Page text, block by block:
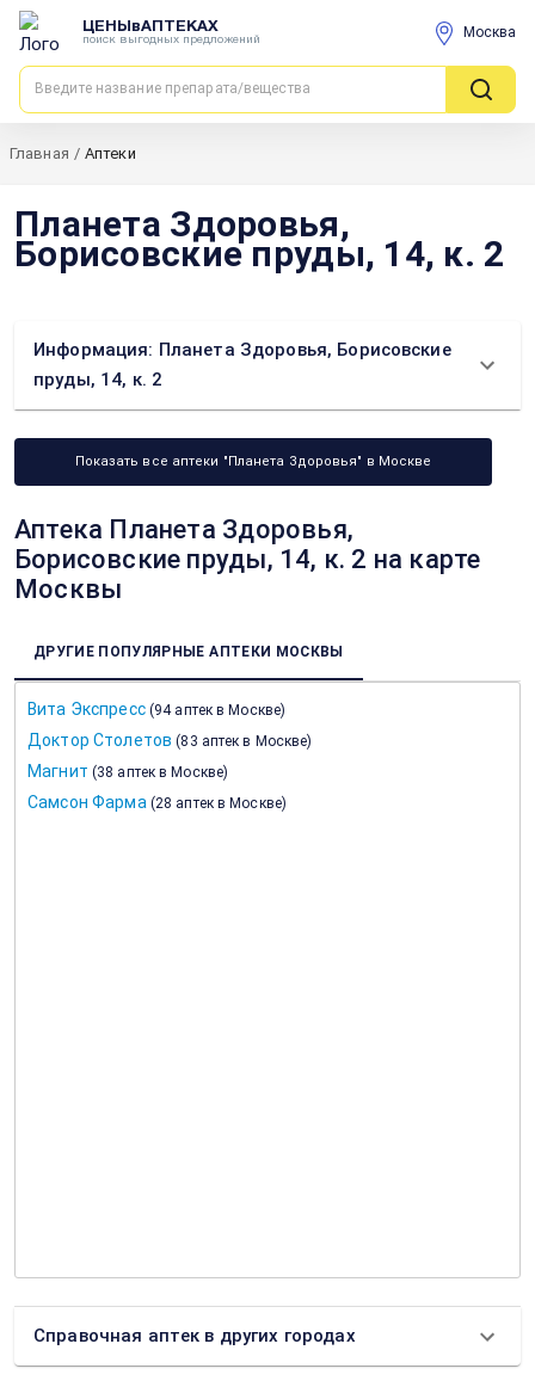
ЦЕНЫвАПТЕКАХ
поиск выгодных предложений Москва
Главная / Аптеки
Планета Здоровья,
Борисовские пруды, 14, к. 2
Информация: Планета Здоровья, Борисовские
пруды, 14, к. 2
Показать все аптеки "Планета Здоровья" в Москве
Аптека Планета Здоровья,
Борисовские пруды, 14, к. 2 на карте
Москвы
ДРУГИЕ ПОПУЛЯРНЫЕ АПТЕКИ МОСКВЫ
Вита Экспресс (94 аптек в Москве)
Доктор Столетов (83 аптек в Москве)
Магнит (38 аптек в Москве)
Самсон Фарма (28 аптек в Москве)
Справочная аптек в других городах